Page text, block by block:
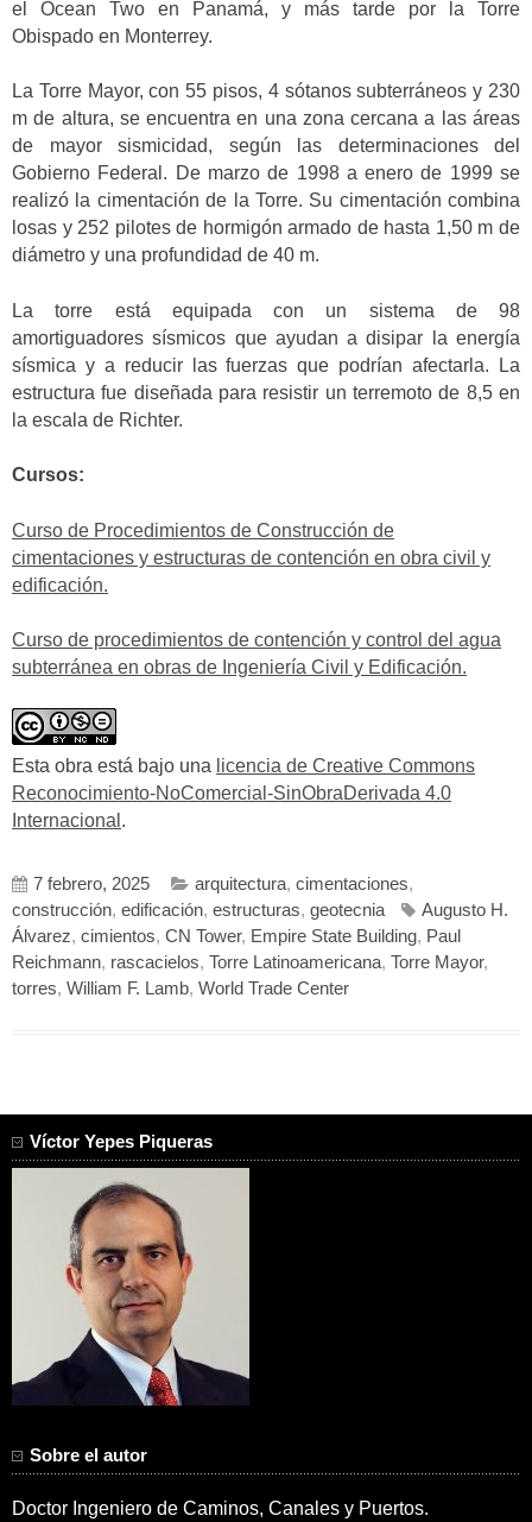
el Ocean Two en Panamá, y más tarde por la Torre
Obispado en Monterrey.
La Torre Mayor, con 55 pisos, 4 sótanos subterráneos y 230
m de altura, se encuentra en una zona cercana a las áreas
de mayor sismicidad, según las determinaciones del
Gobierno Federal. De marzo de 1998 a enero de 1999 se
realizó la cimentación de la Torre. Su cimentación combina
losas y 252 pilotes de hormigón armado de hasta 1,50 m de
diámetro y una profundidad de 40 m.
La torre está equipada con un sistema de 98
amortiguadores sísmicos que ayudan a disipar la energía
sísmica y a reducir las fuerzas que podrían afectarla. La
estructura fue diseñada para resistir un terremoto de 8,5 en
la escala de Richter.
Cursos:
Curso de Procedimientos de Construcción de
cimentaciones y estructuras de contención en obra civil y
edificación.
Curso de procedimientos de contención y control del agua
subterránea en obras de Ingeniería Civil y Edificación.
Esta obra está bajo una licencia de Creative Commons
Reconocimiento-NoComercial-SinObraDerivada 4.0
Internacional .
7 febrero, 2025 arquitectura, cimentaciones,
construcción, edificación, estructuras, geotecnia
Augusto H.
Álvarez, cimientos, CN Tower, Empire State Building, Paul
Reichmann, rascacielos, Torre Latinoamericana, Torre Mayor,
torres, William F. Lamb, World Trade Center
Víctor Yepes Piqueras
Sobre el autor
Doctor Ingeniero de Caminos, Canales y Puertos.